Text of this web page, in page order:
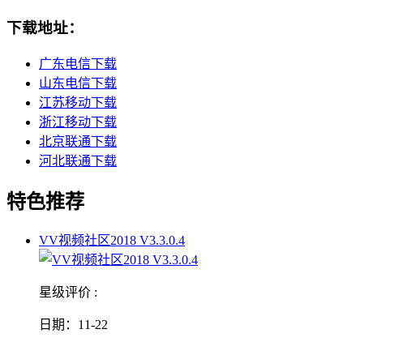
下载地址：
广东电信下载
山东电信下载
江苏移动下载
浙江移动下载
北京联通下载
河北联通下载
特色推荐
VV视频社区2018 V3.3.0.4
星级评价 :
日期：11-22